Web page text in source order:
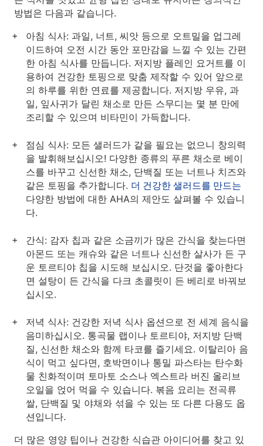
방법은 다음과 같습니다.
아침 식사: 과일, 너트, 씨앗 등으로 오트밀을 업그레
이드하여 오전 시간 동안 포만감을 느낄 수 있는 간편
한 아침 식사를 만듭니다. 저지방 플레인 요거트를 이
용하여 건강한 토핑으로 맞춤 제작할 수 있어 앞으로
의 하루를 위한 연료를 제공합니다. 저지방 우유, 과
일, 잎사귀가 달린 채소로 만든 스무디는 몇 분 만에
조리할 수 있으며 비타민이 가득합니다.
점심 식사: 모든 샐러드가 같을 필요는 없으니 창의력
을 발휘해보십시오! 다양한 종류의 푸른 채소로 베이
스를 바꾸고 신선한 채소, 단백질 또는 너트나 치즈와
같은 토핑을 추가합니다. 더 건강한 샐러드를 만드는
다양한 방법에 대한 AHA의 제안도 살펴볼 수 있습니
다.
간식: 감자 칩과 같은 소금끼가 많은 간식을 찾는다면
아몬드 또는 캐슈와 같은 너트나 신선한 살사가 든 구
운 토르티야 칩을 시도해 보십시오. 단것을 좋아한다
면 설탕이 든 간식을 다크 초콜릿이 든 베리로 바꿔보
십시오.
저녁 식사: 건강한 저녁 식사 옵션으로 전 세계 음식을
음미하십시오. 통곡물 랩이나 토르티야, 저지방 단백
질, 신선한 채소와 함께 타코를 즐기세요. 이탈리아 음
식이 먹고 싶다면, 호박면이나 통밀 파스타는 탄수화
물 친화적이며 토마토 소스나 엑스트라 버진 올리브
오일을 얹어 먹을 수 있습니다. 볶음 요리는 전곡류
쌀, 단백질 및 야채와 섞을 수 있는 또 다른 다용도 옵
션입니다.
더 많은 영양 팁이나 건강한 식습관 아이디어를 찾고 있